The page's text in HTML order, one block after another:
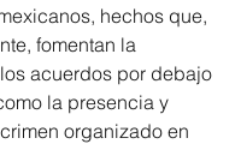
hechos que,
fomentan la
acuerdos por debajo
la presencia y
organizado en